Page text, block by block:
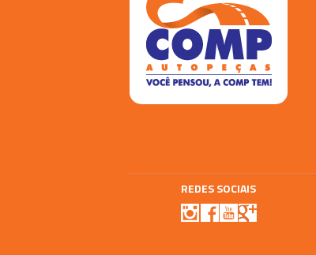
REDES SOCIAIS